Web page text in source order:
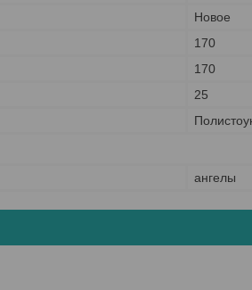
Новое
170
170
25
ангелы